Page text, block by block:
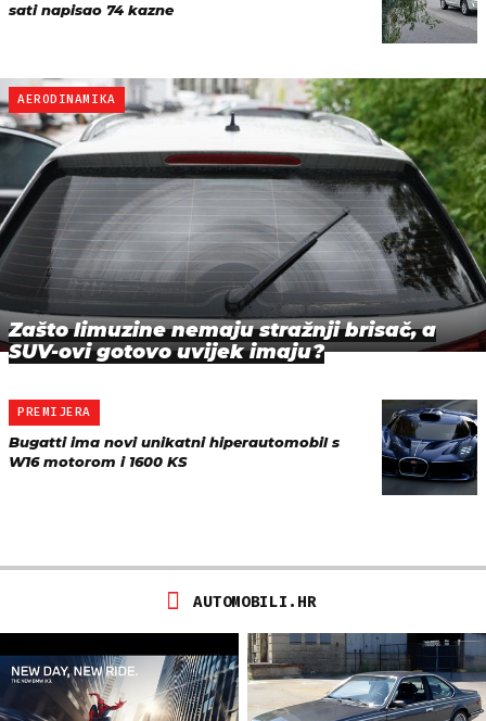
sati napisao 74 kazne
AERODINAMIKA
Zašto limuzine nemaju stražnji brisač, a
SUV-ovi gotovo uvijek imaju?
PREMIJERA
Bugatti ima novi unikatni hiperautomobil s
W16 motorom i 1600 KS